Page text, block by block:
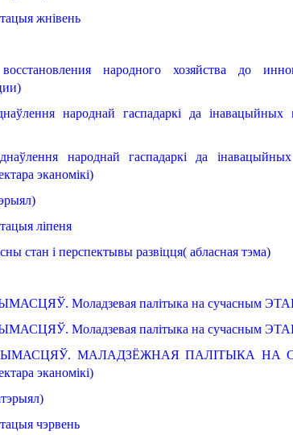
жнівень
народного хозяйства до
народнай гаспадаркі да інавацыйных
народнай гаспадаркі да інавацыйных
эканомікі)
ліпеня
стан і перспектывы развіцця( абласная тэма)
. Моладзевая палітыка на сучасным
. Моладзевая палітыка на сучасным
. МАЛАДЗЁЖНАЯ ПАЛІТЫКА НА
эканомікі)
чэрвень